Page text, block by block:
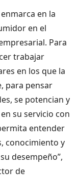
en la
en el
Para
trabajar
en los que la
para pensar
se potencian y
su servicio con
entender
conocimiento y
desempeño”,
de